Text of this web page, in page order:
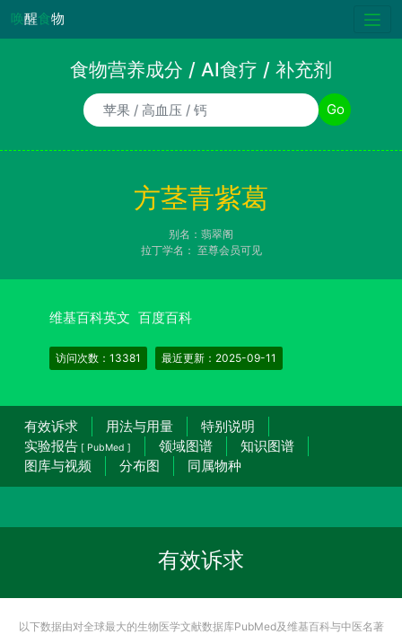
唤醒食物
食物营养成分 / AI食疗 / 补充剂
食物/AI食疗诉求/补充剂名称 Go
方茎青紫葛
别名：翡翠阁
拉丁学名： 至尊会员可见
维基百科英文 百度百科
访问次数：13381 最近更新：2025-09-11
有效诉求 用法与用量
特别说明
实验报告 [ PubMed ] 领域图谱
知识图谱
图库与视频
分布图 同属物种
有效诉求
以下数据由对全球最大的生物医学文献数据库PubMed及维基百科与中医名著